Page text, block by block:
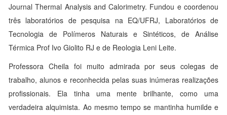
Journal Thermal Analysis and Calorimetry. Fundou e coordenou
três laboratórios de pesquisa na EQ/UFRJ, Laboratórios de
Tecnologia de Polímeros Naturais e Sintéticos, de Análise
Térmica Prof Ivo Giolito RJ e de Reologia Leni Leite.
Professora Cheila foi muito admirada por seus colegas de
trabalho, alunos e reconhecida pelas suas inúmeras realizações
profissionais. Ela tinha uma mente brilhante, como uma
verdadeira alquimista. Ao mesmo tempo se mantinha humilde e